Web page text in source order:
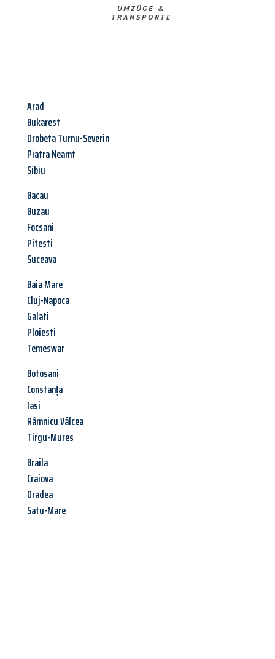
UMZÜGE &
TRANSPORTE
Arad
Bukarest
Drobeta Turnu-Severin
Piatra Neamt
Sibiu
Bacau
Buzau
Focsani
Pitesti
Suceava
Baia Mare
Cluj-Napoca
Galati
Ploiesti
Temeswar
Botosani
Constanța
Iasi
Râmnicu Vâlcea
Tirgu-Mures
Braila
Craiova
Oradea
Satu-Mare